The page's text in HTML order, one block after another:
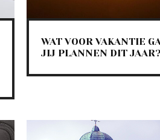
WAT VOOR VAKANTIE GA
JIJ PLANNEN DIT JAAR?